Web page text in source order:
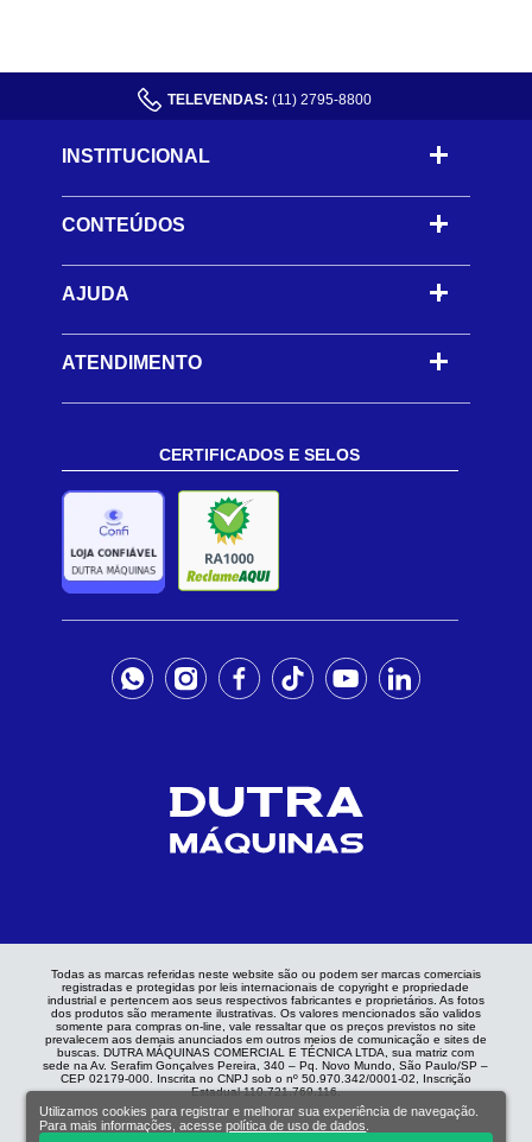
TELEVENDAS: (11) 2795-8800
INSTITUCIONAL
CONTEÚDOS -
AJUDA -
ATENDIMENTO
CERTIFICADOS E SELOS
Todas as marcas referidas neste website são ou podem ser marcas comerciais
registradas e protegidas por leis internacionais de copyright e propriedade
industrial e pertencem aos seus respectivos fabricantes e proprietários. As fotos
dos produtos são meramente ilustrativas. Os valores mencionados são validos
somente para compras on-line, vale ressaltar que os preços previstos no site
prevalecem aos demais anunciados em outros meios de comunicação e sites de
buscas. DUTRA MÁQUINAS COMERCIAL E TÉCNICA LTDA, sua matriz com
sede na Av. Serafim Gonçalves Pereira, 340 – Pq. Novo Mundo, São Paulo/SP –
CEP 02179-000. Inscrita no CNPJ sob o nº 50.970.342/0001-02, Inscrição
Estadual 110.721.769.116.
Utilizamos cookies para registrar e melhorar sua experiência de navegação.
Para mais informações, acessepolítica de uso de dados